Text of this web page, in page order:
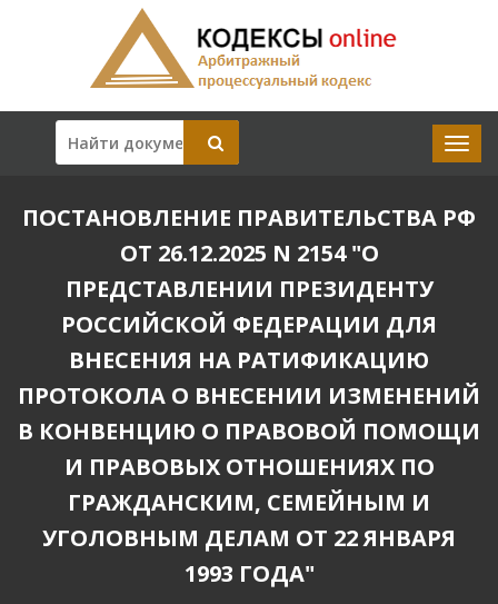
ПОСТАНОВЛЕНИЕ ПРАВИТЕЛЬСТВА РФ
ОТ 26.12.2025 N 2154 "О
ПРЕДСТАВЛЕНИИ ПРЕЗИДЕНТУ
РОССИЙСКОЙ ФЕДЕРАЦИИ ДЛЯ
ВНЕСЕНИЯ НА РАТИФИКАЦИЮ
ПРОТОКОЛА О ВНЕСЕНИИ ИЗМЕНЕНИЙ
В КОНВЕНЦИЮ О ПРАВОВОЙ ПОМОЩИ
И ПРАВОВЫХ ОТНОШЕНИЯХ ПО
ГРАЖДАНСКИМ, СЕМЕЙНЫМ И
УГОЛОВНЫМ ДЕЛАМ ОТ 22 ЯНВАРЯ
1993 ГОДА"